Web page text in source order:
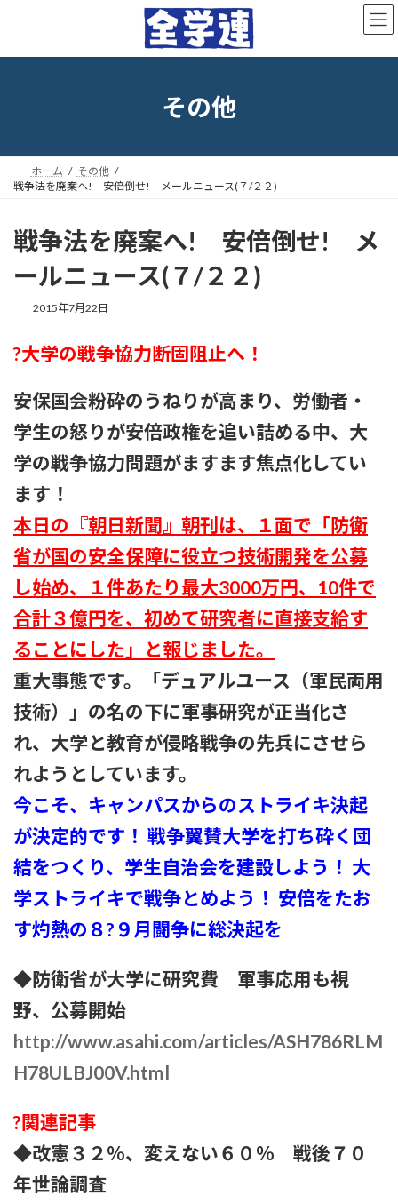
ン
ー
その他
ホーム
その他
戦争法を廃案へ! 安倍倒せ! メールニュース(７/２２)
戦争法を廃案へ! 安倍倒せ! メ
ールニュース(７/２２)
2015年7月22日
新
:
?大学の戦争協力断固阻止へ！
安保国会粉砕のうねりが高まり、労働者・
学生の怒りが安倍政権を追い詰める中、大
学の戦争協力問題がますます焦点化してい
ます！
本日の『朝日新聞』朝刊は、１面で「防衛
省が国の安全保障に役立つ技術開発を公募
し始め、１件あたり最大3000万円、10件で
合計３億円を、初めて研究者に直接支給す
ることにした」と報じました。
重大事態です。「デュアルユース（軍民両用
技術）」の名の下に軍事研究が正当化さ
れ、大学と教育が侵略戦争の先兵にさせら
れようとしています。
今こそ、キャンパスからのストライキ決起
が決定的です！ 戦争翼賛大学を打ち砕く団
結をつくり、学生自治会を建設しよう！ 大
学ストライキで戦争とめよう！ 安倍をたお
す灼熱の８?９月闘争に総決起を
◆防衛省が大学に研究費 軍事応用も視
野、公募開始
http://www.asahi.com/articles/ASH786RLM
H78ULBJ00V.html
?関連記事
◆改憲３２％、変えない６０％ 戦後７０
年世論調査